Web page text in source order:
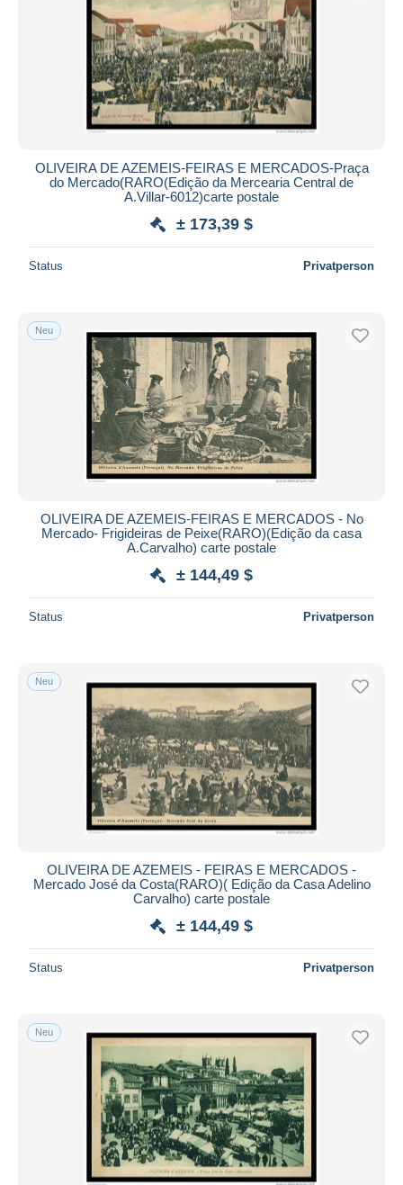
OLIVEIRA DE AZEMEIS-FEIRAS E MERCADOS-Praça
do Mercado(RARO(Edição da Mercearia Central de
A.Villar-6012)carte postale
± 173,39 $
Status Privatperson
Neu
OLIVEIRA DE AZEMEIS-FEIRAS E MERCADOS - No
Mercado- Frigideiras de Peixe(RARO)(Edição da casa
A.Carvalho) carte postale
± 144,49 $
Status Privatperson
Neu
OLIVEIRA DE AZEMEIS - FEIRAS E MERCADOS -
Mercado José da Costa(RARO)( Edição da Casa Adelino
Carvalho) carte postale
± 144,49 $
Status Privatperson
Neu